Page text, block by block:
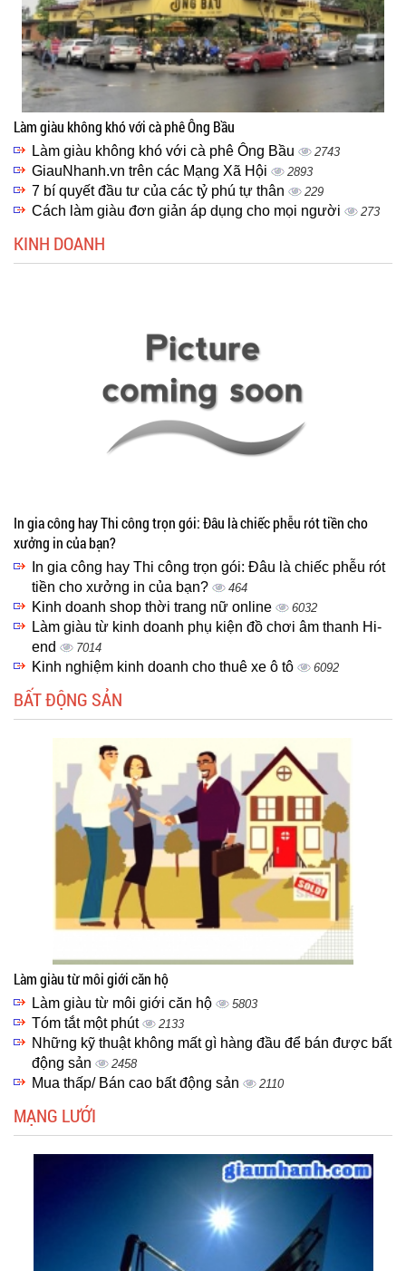
Làm giàu không khó với cà phê Ông Bầu
Làm giàu không khó với cà phê Ông Bầu 2743
GiauNhanh.vn trên các Mạng Xã Hội 2893
7 bí quyết đầu tư của các tỷ phú tự thân 229
Cách làm giàu đơn giản áp dụng cho mọi người 273
KINH DOANH
In gia công hay Thi công trọn gói: Đâu là chiếc phễu rót tiền cho
xưởng in của bạn?
In gia công hay Thi công trọn gói: Đâu là chiếc phễu rót
tiền cho xưởng in của bạn?
464
Kinh doanh shop thời trang nữ online 6032
Làm giàu từ kinh doanh phụ kiện đồ chơi âm thanh Hi-
end
7014
Kinh nghiệm kinh doanh cho thuê xe ô tô 6092
BẤT ĐỘNG SẢN
Làm giàu từ môi giới căn hộ
Làm giàu từ môi giới căn hộ 5803
Tóm tắt một phút 2133
Những kỹ thuật không mất gì hàng đầu để bán được bất
động sản
2458
Mua thấp/ Bán cao bất động sản 2110
MẠNG LƯỚI